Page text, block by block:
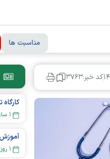
مناسبت ها
کد خبر:۳۷۶۳
۱ ساعت پیش
۱ روز پیش